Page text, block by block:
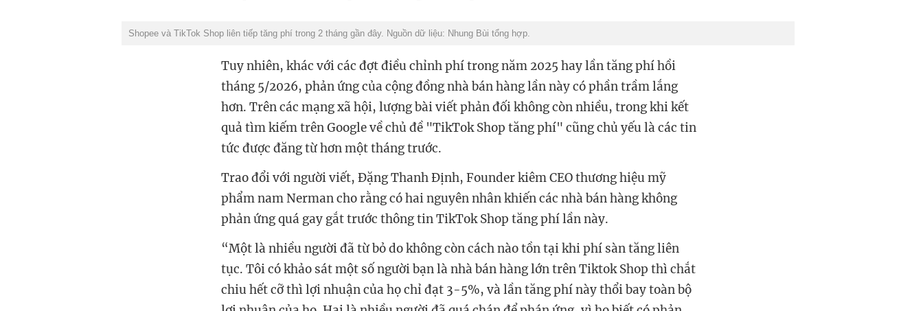
Shopee và TikTok Shop liên tiếp tăng phí trong 2 tháng gần đây. Nguồn dữ liệu: Nhung Bùi tổng hợp.
Tuy nhiên, khác với các đợt điều chỉnh phí trong năm 2025 hay lần tăng phí hồi
tháng 5/2026, phản ứng của cộng đồng nhà bán hàng lần này có phần trầm lắng
hơn. Trên các mạng xã hội, lượng bài viết phản đối không còn nhiều, trong khi kết
quả tìm kiếm trên Google về chủ đề "TikTok Shop tăng phí" cũng chủ yếu là các tin
tức được đăng từ hơn một tháng trước.
Trao đổi với người viết, Đặng Thanh Định, Founder kiêm CEO thương hiệu mỹ
phẩm nam Nerman cho rằng có hai nguyên nhân khiến các nhà bán hàng không
phản ứng quá gay gắt trước thông tin TikTok Shop tăng phí lần này.
“Một là nhiều người đã từ bỏ do không còn cách nào tồn tại khi phí sàn tăng liên
tục. Tôi có khảo sát một số người bạn là nhà bán hàng lớn trên Tiktok Shop thì chắt
chiu hết cỡ thì lợi nhuận của họ chỉ đạt 3-5%, và lần tăng phí này thổi bay toàn bộ